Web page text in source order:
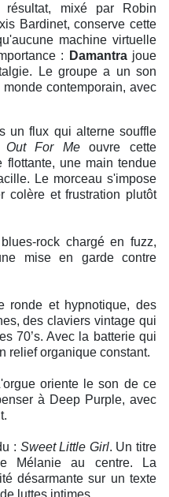
mixé par Robin
Bardinet, conserve cette
machine virtuelle
:
Damantrajoue
Le groupe a un son
contemporain, avec
un flux qui alterne souffle
Out For Meouvre cette
flottante, une main tendue
Le morceau s'impose
colère et frustration plutôt
rock chargé en fuzz,
mise en garde contre
ronde et hypnotique, des
des claviers vintage qui
70’s. Avec la batterie qui
relief organique constant.
oriente le son de ce
à Deep Purple, avec
: Sweet Little Girl. Un titre
Mélanie au centre. La
désarmante sur un texte
luttes intimes.